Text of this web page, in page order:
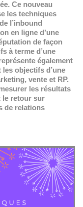
Ce nouveau
les techniques
l’inbound
en ligne d’une
de façon
à terme d’une
également
les objectifs d’une
vente et RP.
les résultats
le retour sur
de relations